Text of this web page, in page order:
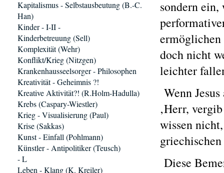
sondern
ermöglichen
doch nicht
leichter
Wenn
‚Herr,
wissen
Diese
Kapitalismus - Selbstausbeutung (B.-C.
Han)
Kinder - I-II -
Kinderbetreuung (Sell)
Komplexität (Wehr)
Konflikt/Krieg (Nitzgen)
Krankenhausseelsorger - Philosophen
Kreativität - Geheimnis ?!
Kreative Aktivität?! (R.Holm-Hadulla)
Krebs (Caspary-Wiestler)
Krieg - Visualisierung (Paul)
Krise (Sakkas)
Kunst - Einfall (Pohlmann)
Künstler - Antipolitiker (Teusch)
- L
Leben - Klang (K. Kreiler)